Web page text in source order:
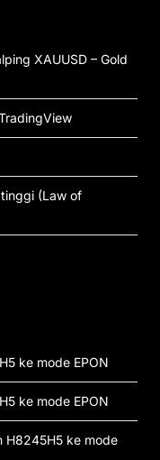
XAUUSD – Gold
(Law of
ke mode EPON
ke mode EPON
H8245H5 ke mode